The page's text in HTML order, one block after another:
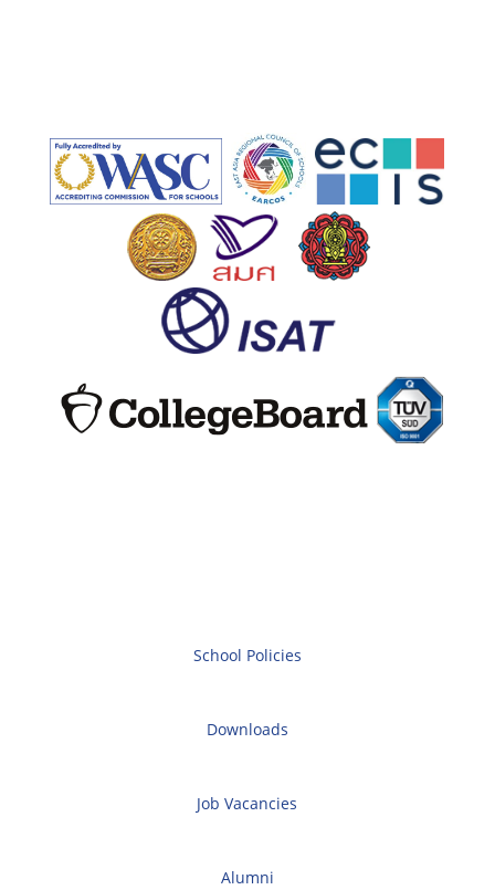
School Policies
Downloads
Job Vacancies
Alumni